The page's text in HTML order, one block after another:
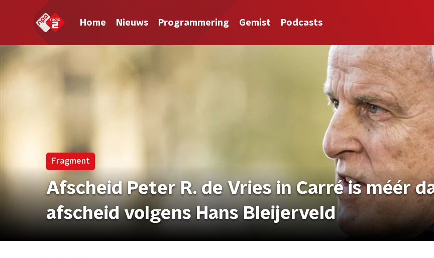
Home Nieuws Programmering Gemist Podcasts
Fragment
Afscheid Peter R. de Vries in Carré is méér
afscheid volgens Hans Bleijerveld